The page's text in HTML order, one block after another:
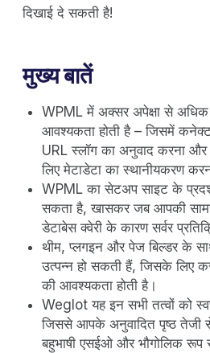
दिखाई दे सकती है!
मुख्य बातें
WPML में अक्सर अपेक्षा से
आवश्यकता होती है – जिसमें
URL स्लॉग का अनुवाद करना
लिए मेटाडेटा का स्थानीयकरण
WPML का सेटअप साइट के
सकता है, खासकर जब आपकी
डेटाबेस क्वेरी के कारण सर्वर
थीम, प्लगइन और पेज बिल्डर के
उत्पन्न हो सकती हैं, जिसके लिए
की आवश्यकता होती है।
Weglot यह इन सभी तत्वों को
जिससे आपके अनुवादित पृष्ठ तेजी
बहुभाषी एसईओ और भौगोलिक